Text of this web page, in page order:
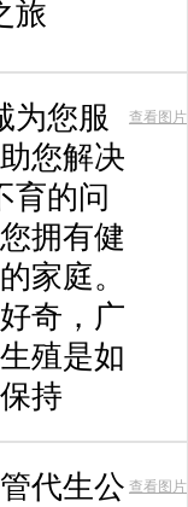
旅
为您服
您解决
育的问
拥有健
家庭。
奇，广
殖是如
持
查看图片
代生公 查看图片